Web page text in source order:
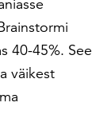
40-45%. See
väikest